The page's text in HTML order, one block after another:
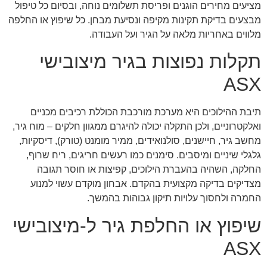
מציעים מחירים הוגנים ופריסת תשלומים נוחה, ובסיום כל טיפול
מבצעים בדיקת תקינות מקיפה ונסיעת מבחן. כל שיפוץ או החלפה
מלווים באחריות מלאה על הגיר ועל העבודה.
תקלות נפוצות בגיר מיצובישי
ASX
תיבת ההילוכים היא מערכת מורכבת הכוללת רכיבים מכניים
ואלקטרוניים, ולכן התקלה יכולה להיגרם ממגוון חלקים – מוח גיר,
מחשב גיר, חיישנים, סולנואידים, ממיר מומנט (טורק), דיסקיות,
גלגלי שיניים ומיסבים. סימנים כמו רעשים חריגים, ריח שרוף,
החלקה, השהיה בהעברת הילוכים, קפיצות או חוסר תגובה
מצדיקים בדיקה מקצועית בהקדם. אבחון מוקדם עשוי למנוע
החמרה ולחסוך עלויות תיקון גבוהות בהמשך.
שיפוץ או החלפת גיר ל-מיצובישי
ASX